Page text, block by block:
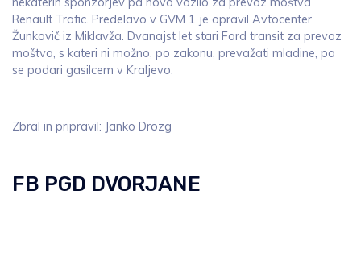
Renault Trafic. Predelavo v GVM 1 je opravil Avtocenter
Žunkovič iz Miklavža. Dvanajst let stari Ford transit za prevoz
moštva, s kateri ni možno, po zakonu, prevažati mladine, pa
se podari gasilcem v Kraljevo.
Zbral in pripravil: Janko Drozg
FB PGD DVORJANE